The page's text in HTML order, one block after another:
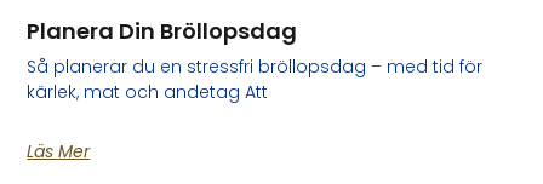
Planera Din Bröllopsdag
Så planerar du en stressfri bröllopsdag – med tid för
kärlek, mat och andetag Att
Läs Mer